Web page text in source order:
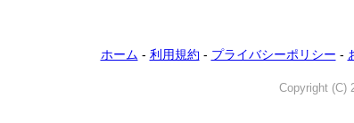
ホーム - 利用規約 - プライバシーポリシー -
Copyright (C)